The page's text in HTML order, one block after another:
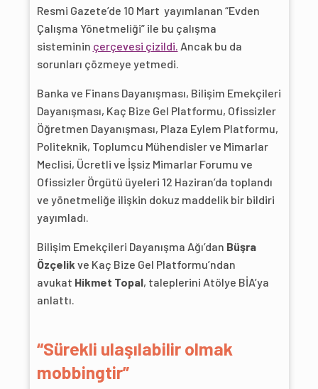
Resmi Gazete’de 10 Mart yayımlanan “Evden
Çalışma Yönetmeliği” ile bu çalışma
sisteminin çerçevesi çizildi. Ancak bu da
sorunları çözmeye yetmedi.
Banka ve Finans Dayanışması, Bilişim Emekçileri
Dayanışması, Kaç Bize Gel Platformu, Ofissizler
Öğretmen Dayanışması, Plaza Eylem Platformu,
Politeknik, Toplumcu Mühendisler ve Mimarlar
Meclisi, Ücretli ve İşsiz Mimarlar Forumu ve
Ofissizler Örgütü üyeleri 12 Haziran’da toplandı
ve yönetmeliğe ilişkin dokuz maddelik bir bildiri
yayımladı.
Bilişim Emekçileri Dayanışma Ağı’dan Büşra
Özçelik ve Kaç Bize Gel Platformu’ndan
avukat Hikmet Topal, taleplerini Atölye BİA’ya
anlattı.
“Sürekli ulaşılabilir olmak
mobbingtir”